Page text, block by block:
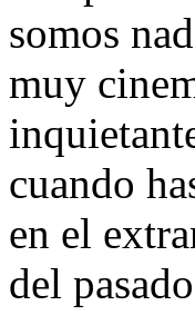
somos
muy
cuando
en el
del